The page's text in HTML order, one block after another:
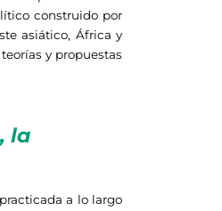
construido por
asiático, África y
y propuestas
la
a lo largo